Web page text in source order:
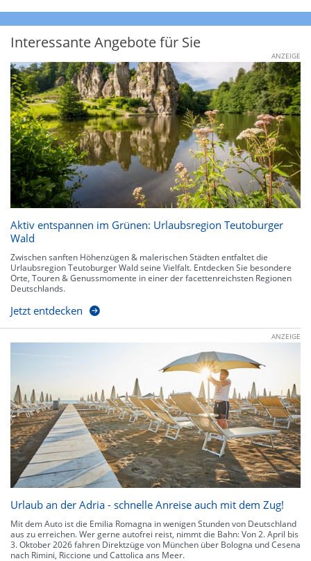
Interessante Angebote für Sie
ANZEIGE
Aktiv entspannen im Grünen: Urlaubsregion Teutoburger
Wald
Zwischen sanften Höhenzügen & malerischen Städten entfaltet die
Urlaubsregion Teutoburger Wald seine Vielfalt. Entdecken Sie besondere
Orte, Touren & Genussmomente in einer der facettenreichsten Regionen
Deutschlands.
Jetzt entdecken
ANZEIGE
Urlaub an der Adria - schnelle Anreise auch mit dem Zug!
Mit dem Auto ist die Emilia Romagna in wenigen Stunden von Deutschland
aus zu erreichen. Wer gerne autofrei reist, nimmt die Bahn: Von 2. April bis
3. Oktober 2026 fahren Direktzüge von München über Bologna und Cesena
nach Rimini, Riccione und Cattolica ans Meer.